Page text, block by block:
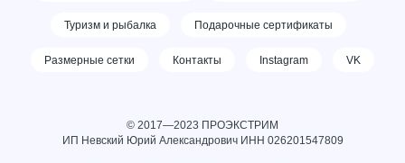
Туризм и рыбалка Подарочные сертификаты
Размерные сетки Контакты Instagram VK
© 2017—2023 ПРОЭКСТРИМ
ИП Невский Юрий Александрович ИНН 026201547809